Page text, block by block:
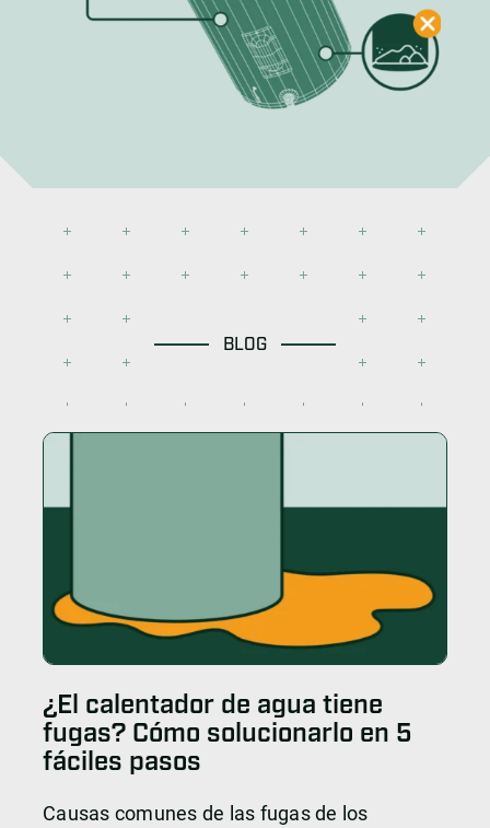
BLOG
¿El calentador de agua tiene
fugas? Cómo solucionarlo en 5
fáciles pasos
Causas comunes de las fugas de los